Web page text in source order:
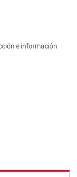
e información